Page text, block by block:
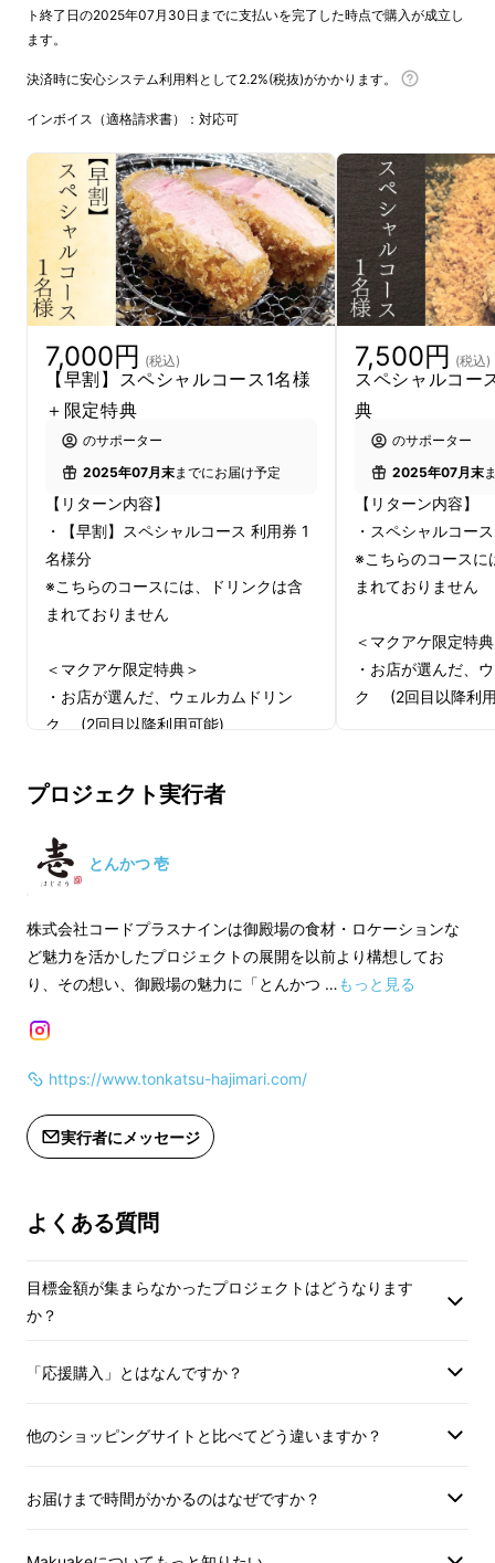
錚々たるという言葉では追いつかないほどの
内に終了いたしました。
今回は更に「とんかつ 壱」を広く知って頂こ
う、御殿場のもつ高いポテンシャルを身近に感
じて頂こうという思いから第2弾プロジェクト
を立ち上げる運びとなりました。
そして、さらにより多くの人に知っていただき
たいため２店舗同時開催中！
大阪・芦屋 とんかつ壱（はじまり）
とんかつ 継（それから）
ちら↓
https://www.makuake.com/project/sorekar
「とんかつ 壱（はじまり）」で修行を積んだ
一番弟子・清水研羊
ニューを試験的に提供したところ
『これ、正規メニューにしてくだ
さい！』
ト終了日の2025年07月30日までに支払いを完了した時点で購入が成立し
ます。
決済時に安心システム利用料として2.2%(税抜)がかかります。
インボイス（適格請求書）：対応可
7,000円 (税込)
【早割】スペシャルコース1名様
＋限定特典
のサポーター
2025年07月末までにお届け予定
【リターン内容】
・【早割】スペシャルコース 利用券 1
名様分
※こちらのコースには、ドリンクは含
まれておりません
＜マクアケ限定特典＞
・お店が選んだ、ウェルカムドリン
ク (2回目以降利用可能)
【有効期限】
・コース有効期限：2025/7/1〜
2025/10/31
・限定特典有効期限：7/1〜1年間
(2回目以降は1年間何度もご利用可
能です)
【ご予約方法】
ジにてご案内する専用の予約URLにて
【利用券注意事項】
・利用券は、郵送での発送は致しませ
・利用券は、ご本人様のみご利用可能
ん。
消化）とさせていただきます。
ねますのでご了承ください。
となっております。
【限定特典注意事項】
7,500円 (税込)
スペシャルコー
典
のサポーター
2025年07月末
【リターン内容】
・スペシャルコー
※こちらのコースに
まれておりません
＜マクアケ限定特
・お店が選んだ、
ク (2回目以降利
【ご予約方法】
は、ご来店日から
・料金はサービス
・限定特典は、郵
プロジェクト実行者
とんかつ 壱
株式会社コードプラスナインは御殿場の食材・ロケーションな
ど魅力を活かしたプロジェクトの展開を以前より構想してお
り、その想い、御殿場の魅力に「とんかつ …もっと見る
https://www.tonkatsu-hajimari.com/
実行者にメッセージ
よくある質問
目標金額が集まらなかったプロジェクトはどうなります
か？
「応援購入」とはなんですか？
他のショッピングサイトと比べてどう違いますか？
お届けまで時間がかかるのはなぜですか？